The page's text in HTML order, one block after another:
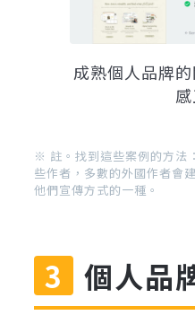
成熟個人品牌
※ 註。找到這些案例的方法
些作者，多數的外國作者會
他們宣傳方式的一種。
個人品